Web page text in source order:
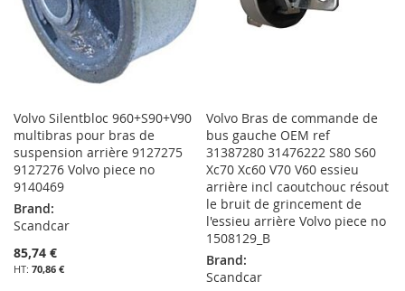
Volvo Silentbloc 960+S90+V90
multibras pour bras de
suspension arrière 9127275
9127276 Volvo piece no
9140469
Brand:
Scandcar
85,74 €
70,86 €
Volvo Bras de commande de
bus gauche OEM ref
31387280 31476222 S80 S60
Xc70 Xc60 V70 V60 essieu
arrière incl caoutchouc résout
le bruit de grincement de
l'essieu arrière Volvo piece no
1508129_B
Brand:
Scandcar